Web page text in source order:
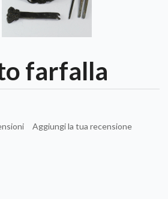
farfalla
Aggiungi la tua recensione